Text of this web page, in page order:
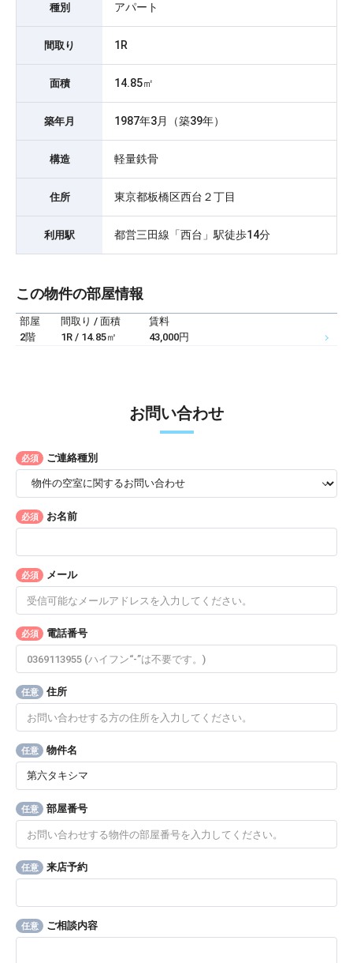
種別 アパート
間取り 1R
面積 14.85㎡
築年月 1987年3月（築39年）
構造 軽量鉄骨
住所 東京都板橋区西台２丁目
利用駅 都営三田線「西台」駅徒歩14分
この物件の部屋情報
部屋 間取り / 面積
賃料
2階
1R / 14.85㎡ 43,000円
お問い合わせ
必須 ご連絡種別
必須 お名前
必須 メール
必須 電話番号
任意 住所
任意 物件名
任意 部屋番号
任意 来店予約
任意 ご相談内容